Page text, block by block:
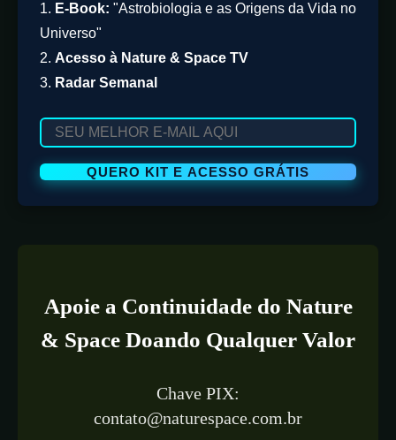
1. E-Book: "Astrobiologia e as Origens da Vida no
Universo"
2. Acesso à Nature & Space TV
3. Radar Semanal
Apoie a Continuidade do Nature
& Space Doando Qualquer Valor
Chave PIX:
contato@naturespace.com.br